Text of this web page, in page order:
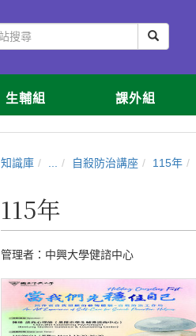
生輔組 課外組
知識庫 自殺防治講座 115年
115年
管理者： 中興大學健諮中心